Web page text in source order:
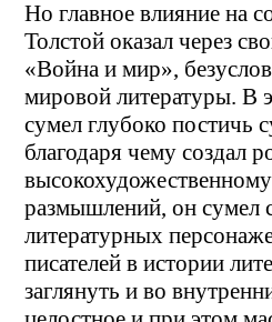
Но главное влияние на
Толстой оказал через
«Война и мир»,
мировой литературы. В
сумел глубоко постичь
благодаря чему создал
размышлений, он сумел
литературных
писателей в истории
заглянуть и во